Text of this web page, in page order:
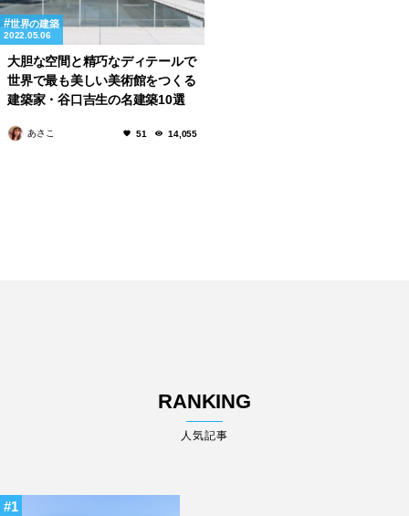
世界の建築
2022.05.06
大胆な空間と精巧なディテールで
世界で最も美しい美術館をつくる
建築家・谷口吉生の名建築10選
あさこ 51 14,055
RANKING
人気記事
1